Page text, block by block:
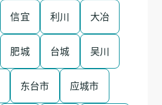
信宜 利川 大冶
肥城 台城 吴川
东台市 应城市